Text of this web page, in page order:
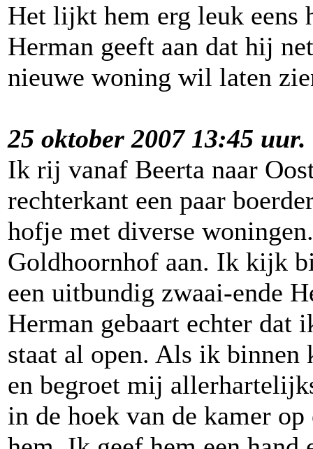
Het lijkt hem erg leuk eens
Herman geeft aan dat hij
nieuwe woning wil laten
25 oktober 2007 13:45 uur.
Ik rij vanaf Beerta naar
rechterkant een paar
hofje met diverse
Goldhoornhof aan. Ik kijk
een uitbundig zwaai-ende
Herman gebaart echter dat
staat al open. Als ik
en begroet mij
in de hoek van de kamer